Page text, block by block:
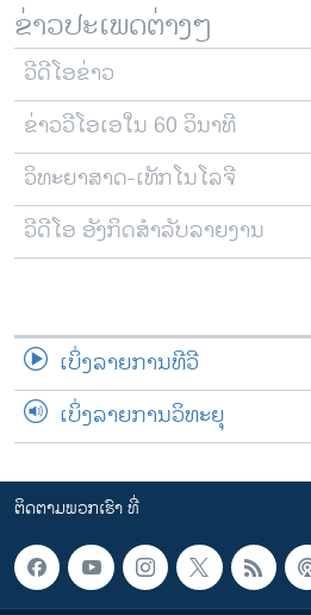
ຂ່າວປະເພດຕ່າງໆ
ວີດີໂອຂ່າວ
ຂ່າວວີໂອເອໃນ 60 ວິນາທີ
ວິທະຍາສາດ-ເທັກໂນໂລຈີ
ວີດີໂອ ອັງກິດສຳລັບລາຍງານ
ເບິ່ງລາຍການທີວີ
ເບິ່ງລາຍການວິທະຍຸ
ຕິດຕາມພວກເຮົາ ທີ່